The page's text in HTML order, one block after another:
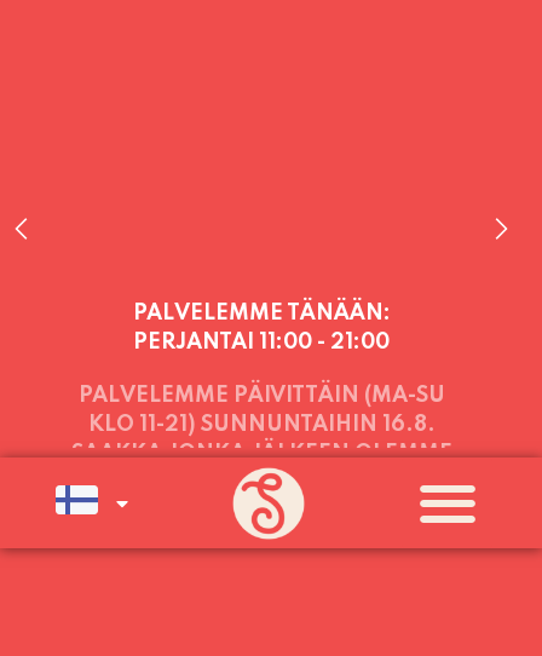
PALVELEMME TÄNÄÄN:
PERJANTAI 11:00 - 21:00
PALVELEMME PÄIVITTÄIN (MA-SU
KLO 11-21) SUNNUNTAIHIN 16.8.
SAAKKA JONKA JÄLKEEN OLEMME
AVOINNA VIIKONLOPPUISIN (PE-
SU) ELOKUUN LOPPUUN ASTI
LÄMPIMÄSTI TERVETULOA!